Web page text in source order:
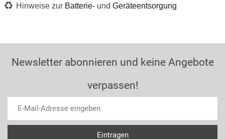
Hinweise zur Batterie- und Geräteentsorgung
Newsletter abonnieren und keine Angebote
verpassen!